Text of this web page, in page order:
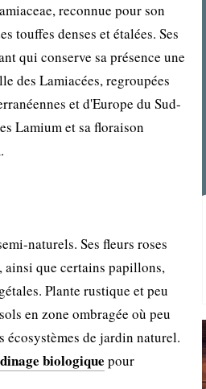
reconnue pour son
touffes denses et étalées. Ses
qui conserve sa présence une
des Lamiacées, regroupées
et d'Europe du Sud-
Lamium et sa floraison
naturels. Ses fleurs roses
ainsi que certains papillons,
Plante rustique et peu
en zone ombragée où peu
écosystèmes de jardin naturel.
biologique pour